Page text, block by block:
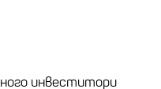
инвеститори